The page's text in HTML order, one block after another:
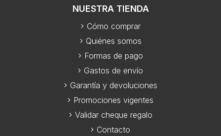
NUESTRA TIENDA
Cómo comprar
Quiénes somos
Formas de pago
Gastos de envío
Garantía y devoluciones
Promociones vigentes
Validar cheque regalo
Contacto